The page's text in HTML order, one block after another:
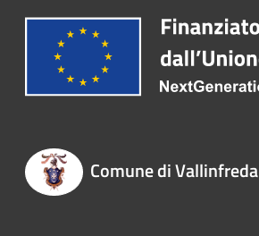
Comune di Vallinfreda